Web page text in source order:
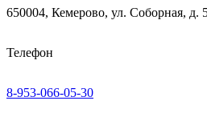
650004, Кемерово, ул. Соборная, д.
Телефон
8-953-066-05-30